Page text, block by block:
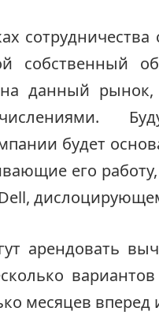
собственный
данный
будет
его
арендовать
месяцев вперед